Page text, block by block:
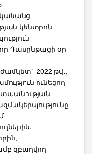
կանանց
կենտրոն
Դասընթացի օր
2022 թվ․,
ունեցող
զբաղվող